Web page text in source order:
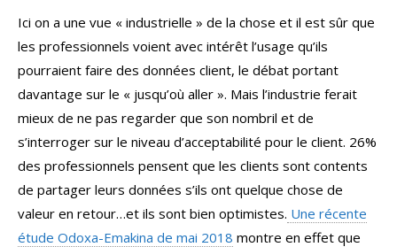
Ici on a une vue « industrielle » de la chose et il est sûr que
les professionnels voient avec intérêt l’usage qu’ils
pourraient faire des données client, le débat portant
davantage sur le « jusqu’où aller ». Mais l’industrie ferait
mieux de ne pas regarder que son nombril et de
s’interroger sur le niveau d’acceptabilité pour le client. 26%
des professionnels pensent que les clients sont contents
de partager leurs données s’ils ont quelque chose de
valeur en retour…et ils sont bien optimistes. Une récente
étude Odoxa-Emakina de mai 2018 montre en effet que